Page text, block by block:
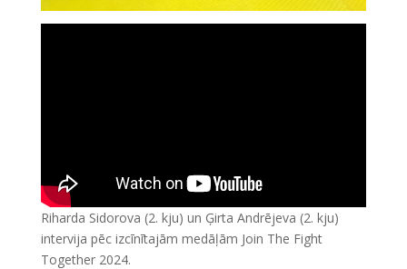
Riharda Sidorova (2. kju) un Ģirta Andrējeva (2. kju)
intervija pēc izcīnītajām medāļām Join The Fight
Together 2024.